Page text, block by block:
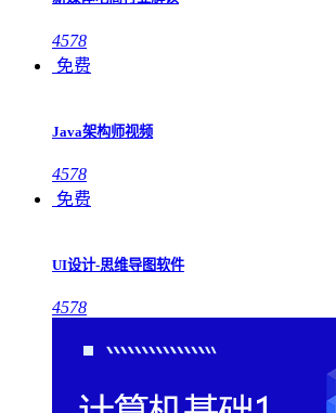
4578
免费
Java架构师视频
4578
免费
UI设计-思维导图软件
4578